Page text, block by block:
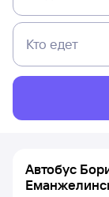
Кто едет
Автобус